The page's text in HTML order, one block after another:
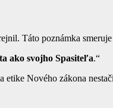
Táto poznámka
ako svojho Spasiteľa.“
etike Nového zákona